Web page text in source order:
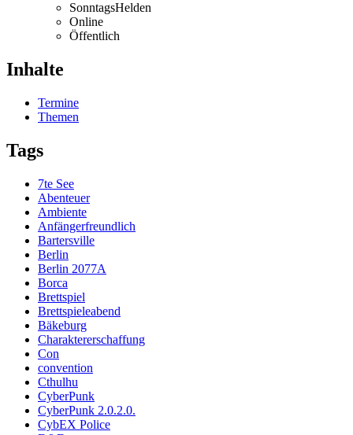
SonntagsHelden
Online
Öffentlich
Inhalte
Termine
Themen
Tags
7te See
Abenteuer
Ambiente
Anfängerfreundlich
Bartersville
Berlin
Berlin 2077A
Borca
Brettspiel
Brettspieleabend
Bäkeburg
Charaktererschaffung
Con
convention
Cthulhu
CyberPunk
CyberPunk 2.0.2.0.
CybEX Police